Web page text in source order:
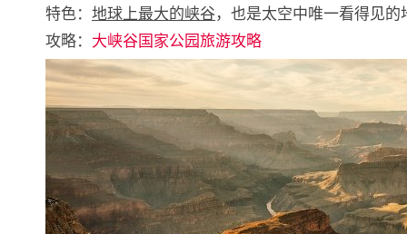
特色： 地球上最大的峡谷，也是太空中唯一看得见的
攻略： 大峡谷国家公园旅游攻略